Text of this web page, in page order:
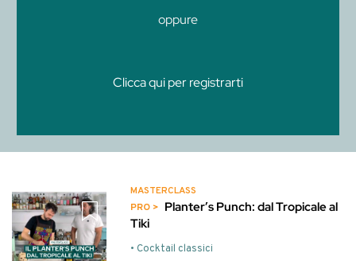
oppure
Clicca qui per registrarti
MASTERCLASS
Planter’s Punch: dal Tropicale al
Tiki
• Cocktail classici